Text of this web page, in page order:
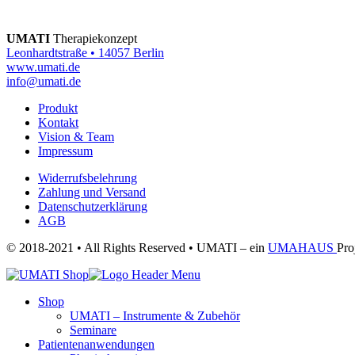
UMATI Therapiekonzept
Leonhardtstraße • 14057 Berlin
www.umati.de
info@umati.de
Produkt
Kontakt
Vision & Team
Impressum
Widerrufsbelehrung
Zahlung und Versand
Datenschutzerklärung
AGB
© 2018-2021 • All Rights Reserved • UMATI – ein UMAHAUS
Shop
UMATI – Instrumente & Zubehör
Seminare
Patientenanwendungen